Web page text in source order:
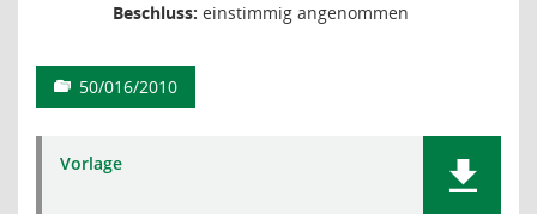
Beschluss: einstimmig angenommen
50/016/2010
Vorlage